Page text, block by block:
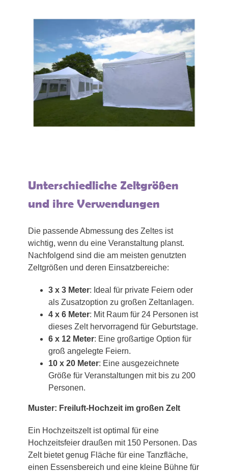
Unterschiedliche Zeltgrößen
und ihre Verwendungen
Die passende Abmessung des Zeltes ist
wichtig, wenn du eine Veranstaltung planst.
Nachfolgend sind die am meisten genutzten
Zeltgrößen und deren Einsatzbereiche:
3 x 3 Meter: Ideal für private Feiern oder
als Zusatzoption zu großen Zeltanlagen.
4 x 6 Meter: Mit Raum für 24 Personen ist
dieses Zelt hervorragend für Geburtstage.
6 x 12 Meter: Eine großartige Option für
groß angelegte Feiern.
10 x 20 Meter: Eine ausgezeichnete
Größe für Veranstaltungen mit bis zu 200
Personen.
Muster: Freiluft-Hochzeit im großen Zelt
Ein Hochzeitszelt ist optimal für eine
Hochzeitsfeier draußen mit 150 Personen. Das
Zelt bietet genug Fläche für eine Tanzfläche,
einen Essensbereich und eine kleine Bühne für